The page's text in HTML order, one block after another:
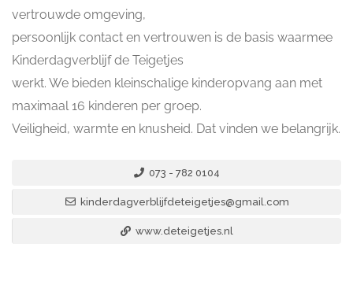
vertrouwde omgeving,
persoonlijk contact en vertrouwen is de basis waarmee
Kinderdagverblijf de Teigetjes
werkt. We bieden kleinschalige kinderopvang aan met
maximaal 16 kinderen per groep.
Veiligheid, warmte en knusheid. Dat vinden we belangrijk.
073 - 782 0104
kinderdagverblijfdeteigetjes@gmail.com
www.deteigetjes.nl